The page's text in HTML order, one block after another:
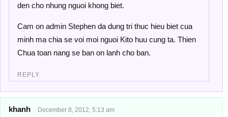
den cho nhung nguoi khong biet.
Cam on admin Stephen da dung tri thuc hieu biet cua
minh ma chia se voi moi nguoi Kito huu cung ta. Thien
Chua toan nang se ban on lanh cho ban.
REPLY
khanh December 8, 2012, 5:13 am